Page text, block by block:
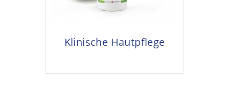
Klinische Hautpflege